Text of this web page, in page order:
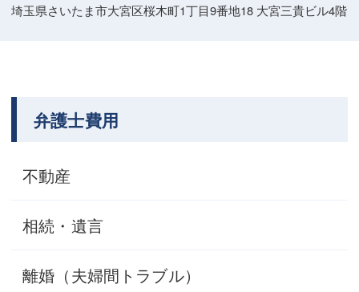
埼玉県さいたま市大宮区桜木町1丁目9番地18 大宮三貴ビル4階
弁護士費用
不動産
相続・遺言
離婚（夫婦間トラブル）